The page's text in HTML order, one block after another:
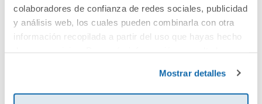
colaboradores de confianza de redes sociales, publicidad
y análisis web, los cuales pueden combinarla con otra
información recopilada a partir del uso que hayas hecho
Mostrar detalles
¡Sé el primero en valorar este producto!